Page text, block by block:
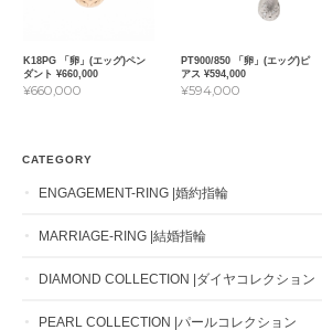
K18PG 「卵」(エッグ)ペン
ダント ¥660,000
¥660,000
PT900/850 「卵」(エッグ)ピ
アス ¥594,000
¥594,000
CATEGORY
ENGAGEMENT-RING |婚約指輪
MARRIAGE-RING |結婚指輪
DIAMOND COLLECTION |ダイヤコレクション
PEARL COLLECTION |パールコレクション